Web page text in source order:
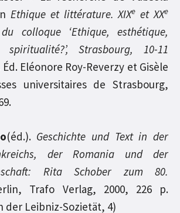
Ethique et littérature. XIXe et XXe
colloque ‘Ethique, esthétique,
Strasbourg, 10-11
Éd. Eléonore Roy-Reverzy et Gisèle
universitaires de Strasbourg,
(éd.). Geschichte und Text in der
der Romania und der
Rita Schober zum 80.
Trafo Verlag, 2000, 226 p.
der Leibniz-Sozietät, 4)